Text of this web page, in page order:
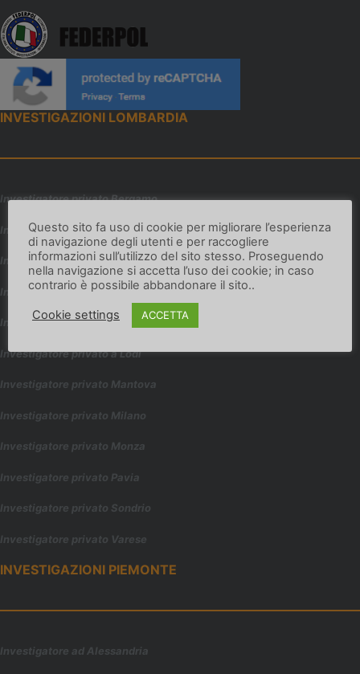
INVESTIGAZIONI LOMBARDIA
Investigatore privato Bergamo
Investigatore privato Brescia
Investigatore privato Como
Investigatore privato Cremona
Investigatore privato Lecco
Investigatore privato a Lodi
Investigatore privato Mantova
Investigatore privato Milano
Investigatore privato Monza
Investigatore privato Pavia
Investigatore privato Sondrio
Investigatore privato Varese
INVESTIGAZIONI PIEMONTE
Investigatore ad Alessandria
Questo sito fa uso di cookie per migliorare l’esperienza
di navigazione degli utenti e per raccogliere
informazioni sull’utilizzo del sito stesso. Proseguendo
nella navigazione si accetta l’uso dei cookie; in caso
contrario è possibile abbandonare il sito..
Cookie settings ACCETTA